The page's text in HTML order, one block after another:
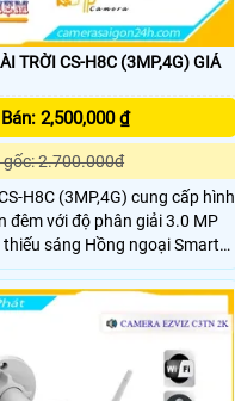
TRỜI CS-H8C (3MP,4G) GIÁ
2,500,000 ₫
gốc: 2.700.000đ
H8C (3MP,4G) cung cấp hình
đêm với độ phân giải 3.0 MP
sáng Hồng ngoại Smart
CS-H8C (3MP,4G) cung cấp
đêm camera này thích hợp